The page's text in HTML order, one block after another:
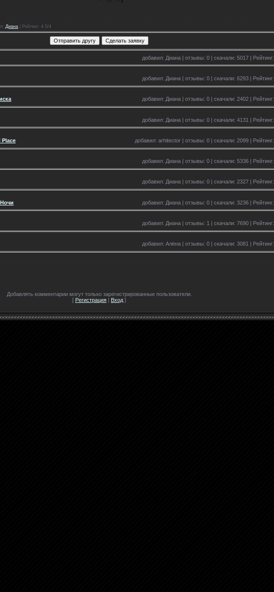
: Диана Рейтинг: 4.5/4
добавил: Диана | отзывы: 0 | скачали: 5017 | Рейтинг:
добавил: Диана | отзывы: 0 | скачали: 6293 | Рейтинг:
добавил: Диана | отзывы: 0 | скачали: 2402 | Рейтинг:
добавил: Диана | отзывы: 0 | скачали: 4131 | Рейтинг:
Place добавил: arhitector | отзывы: 0 | скачали: 2099 | Рейтинг:
добавил: Диана | отзывы: 0 | скачали: 5336 | Рейтинг:
добавил: Диана | отзывы: 0 | скачали: 2327 | Рейтинг:
добавил: Диана | отзывы: 0 | скачали: 3236 | Рейтинг:
добавил: Диана | отзывы: 1 | скачали: 7690 | Рейтинг:
добавил: Алёна | отзывы: 0 | скачали: 3081 | Рейтинг:
Добавлять комментарии могут только зарегистрированные пользователи.
[ Регистрация | Вход ]